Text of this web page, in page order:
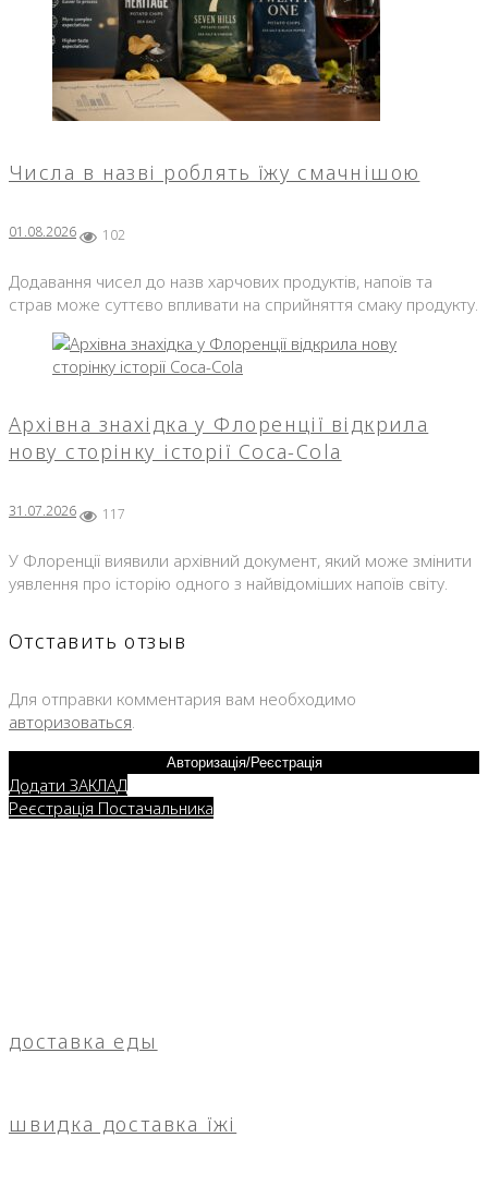
Числа в назві роблять їжу смачнішою
01.08.2026 102
Додавання чисел до назв харчових продуктів, напоїв та
страв може суттєво впливати на сприйняття смаку продукту.
Архівна знахідка у Флоренції відкрила
нову сторінку історії Coca-Cola
31.07.2026 117
У Флоренції виявили архівний документ, який може змінити
уявлення про історію одного з найвідоміших напоїв світу.
Отставить отзыв
Для отправки комментария вам необходимо
авторизоваться
Авторизація/Реєстрація
Додати ЗАКЛАД
Реєстрація Постачальника
доставка еды
швидка доставка їжі